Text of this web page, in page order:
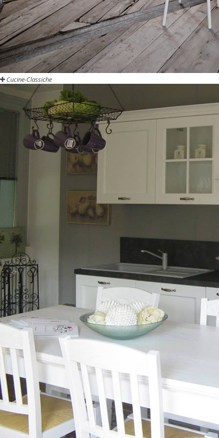
Cucine-Classiche